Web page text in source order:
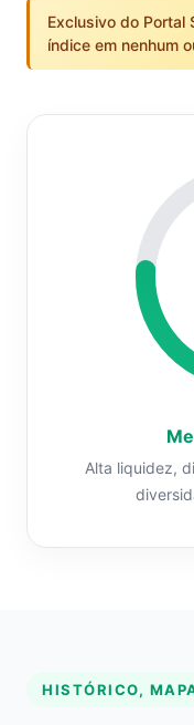
Exclusivo do Portal
índice em nenhum
Alta liquidez,
HISTÓRICO,